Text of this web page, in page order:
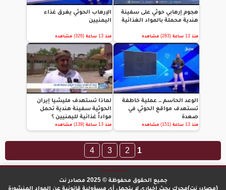
هجوم إرهابي حوثي على سفينة
هندية محملة بالمواد الغذائية
منذ 13 ساعة (283) مشاهده
الإرهاب الحوثي يغرق غذاء
اليمنيين
منذ 13 ساعة (326) مشاهده
الوعد الحاسم .. عملية خاطفة
تستهدف مواقع الحوثي في
صعدة
منذ 13 ساعة (151) مشاهده
لماذا تستهدف مليشيا إيران
الحوثية سفينة هندية تحمل
مواداً غذائية لليمنيين ؟
منذ 13 ساعة (139) مشاهده
1
2
3
4
جميع الحقوق محفوظة © 2025 مصادر نت
(مصادر نت)محرك بحث إخباري لا يتحمل أي مسؤولية قانونية عن المواد المنشورة